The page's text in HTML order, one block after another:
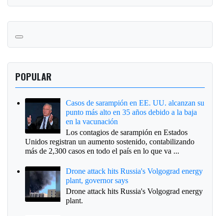
POPULAR
Casos de sarampión en EE. UU. alcanzan su
punto más alto en 35 años debido a la baja
en la vacunación
Los contagios de sarampión en Estados
Unidos registran un aumento sostenido, contabilizando
más de 2,300 casos en todo el país en lo que va ...
Drone attack hits Russia's Volgograd energy
plant, governor says
Drone attack hits Russia's Volgograd energy
plant.